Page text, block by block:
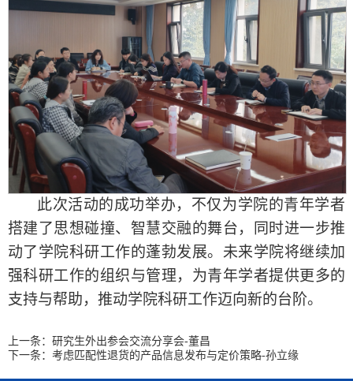
此次活动的成功举办，不仅为学院的青年学者
搭建了思想碰撞、智慧交融的舞台，同时进一步推
动了学院科研工作的蓬勃发展。未来学院将继续加
强科研工作的组织与管理，为青年学者提供更多的
支持与帮助，推动学院科研工作迈向新的台阶。
上一条： 研究生外出参会交流分享会-董昌
下一条： 考虑匹配性退货的产品信息发布与定价策略-孙立缘